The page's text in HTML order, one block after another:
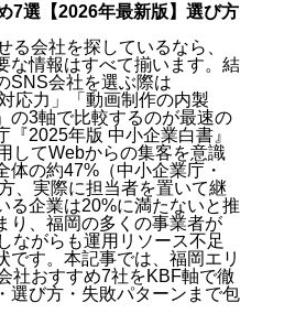
7選【2026年最新版】選び方
る会社を探しているなら、
な情報はすべて揃います。結
SNS会社を選ぶ際は
応力」「動画制作の内製
の3軸で比較するのが最速の
『2025年版 中小企業白書』
してWebからの集客を意識
体の約47%（中小企業庁・
、実際に担当者を置いて継
る企業は20%に満たないと推
り、福岡の多くの事業者が
ながらも運用リソース不足
です。本記事では、福岡エリ
社おすすめ7社をKBF軸で徹
選び方・失敗パターンまで包